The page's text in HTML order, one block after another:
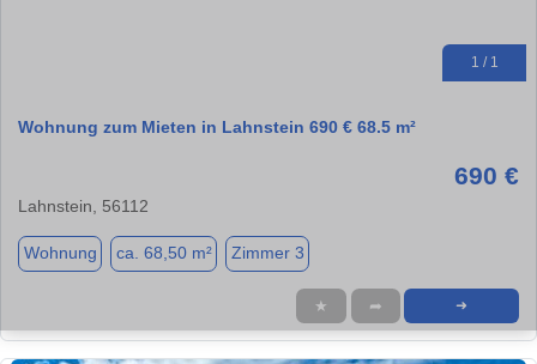
1 / 1
Wohnung zum Mieten in Lahnstein 690 € 68.5 m²
690 €
Lahnstein, 56112
Wohnung ca. 68,50 m² Zimmer 3
★ ➦ ➜